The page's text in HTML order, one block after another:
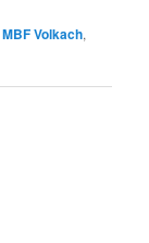
MBF Volkach,